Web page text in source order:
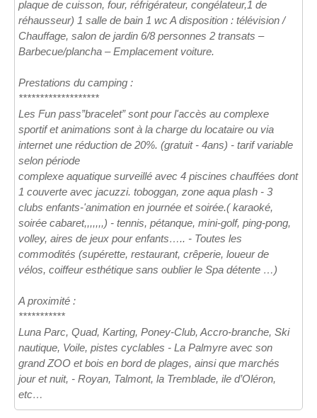
plaque de cuisson, four, réfrigérateur, congélateur,1 de
réhausseur) 1 salle de bain 1 wc A disposition : télévision /
Chauffage, salon de jardin 6/8 personnes 2 transats –
Barbecue/plancha – Emplacement voiture.
Prestations du camping :
*******************
Les Fun pass”bracelet” sont pour l'accès au complexe
sportif et animations sont à la charge du locataire ou via
internet une réduction de 20%. (gratuit - 4ans) - tarif variable
selon période
complexe aquatique surveillé avec 4 piscines chauffées dont
1 couverte avec jacuzzi. toboggan, zone aqua plash - 3
clubs enfants-'animation en journée et soirée.( karaoké,
soirée cabaret,,,,,,,) - tennis, pétanque, mini-golf, ping-pong,
volley, aires de jeux pour enfants….. - Toutes les
commodités (supérette, restaurant, crêperie, loueur de
vélos, coiffeur esthétique sans oublier le Spa détente …)
A proximité :
***********
Luna Parc, Quad, Karting, Poney-Club, Accro-branche, Ski
nautique, Voile, pistes cyclables - La Palmyre avec son
grand ZOO et bois en bord de plages, ainsi que marchés
jour et nuit, - Royan, Talmont, la Tremblade, ile d’Oléron,
etc…